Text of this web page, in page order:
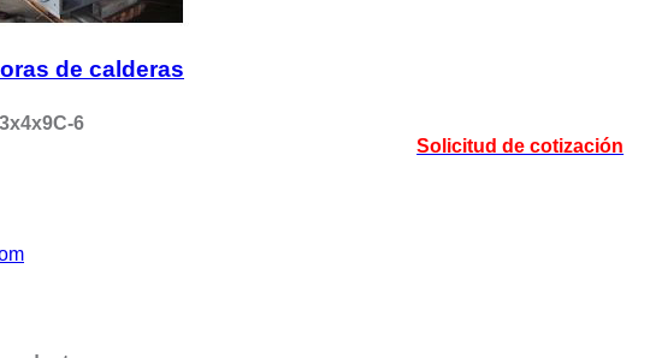
de calderas
6
Solicitud de cotización